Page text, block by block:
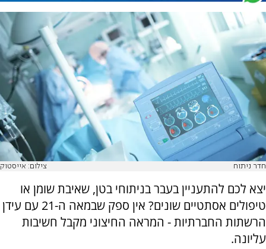
חדר ניתוח צילום: אייסטוק
יצא לכם להתעניין בעבר בניתוחי בטן, שאיבת שומן או
טיפולים אסתטיים שונים? אין ספק שבמאה ה-21 עם עידן
הרשתות החברתיות - המראה החיצוני מקבל חשיבות
עליונה.